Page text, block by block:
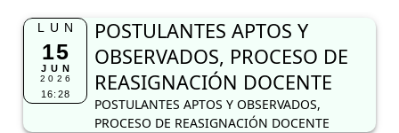
LUN
15
JUN
2026
16:28
POSTULANTES APTOS Y
OBSERVADOS, PROCESO DE
REASIGNACIÓN DOCENTE
POSTULANTES APTOS Y OBSERVADOS,
PROCESO DE REASIGNACIÓN DOCENTE